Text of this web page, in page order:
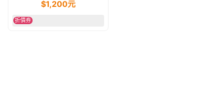
$1,200元
折價券